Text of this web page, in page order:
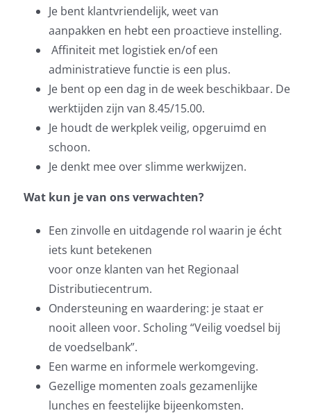
Je bent klantvriendelijk, weet van
aanpakken en hebt een proactieve instelling.
Affiniteit met logistiek en/of een
administratieve functie is een plus.
Je bent op een dag in de week beschikbaar. De
werktijden zijn van 8.45/15.00.
Je houdt de werkplek veilig, opgeruimd en
schoon.
Je denkt mee over slimme werkwijzen.
Wat kun je van ons verwachten?
Een zinvolle en uitdagende rol waarin je écht
iets kunt betekenen
voor onze klanten van het Regionaal
Distributiecentrum.
Ondersteuning en waardering: je staat er
nooit alleen voor. Scholing“Veilig voedsel bij
de voedselbank”.
Een warme en informele werkomgeving.
Gezellige momenten zoals gezamenlijke
lunches en feestelijke bijeenkomsten.